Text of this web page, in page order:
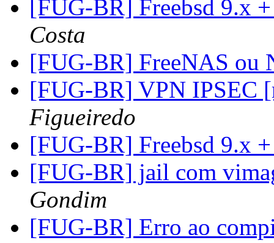
[FUG-BR] Freebsd 9.x
Costa
[FUG-BR] FreeNAS ou
[FUG-BR] VPN IPSEC
Figueiredo
[FUG-BR] Freebsd 9.x
[FUG-BR] jail com
Gondim
[FUG-BR] Erro ao